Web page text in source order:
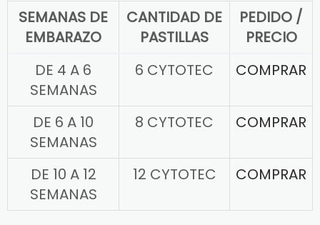
SEMANAS DE
EMBARAZO
CANTIDAD DE
PASTILLAS
PEDIDO /
PRECIO
DE 4 A 6
SEMANAS
6 CYTOTEC COMPRAR
DE 6 A 10
SEMANAS
8 CYTOTEC COMPRAR
DE 10 A 12
SEMANAS
12 CYTOTEC COMPRAR